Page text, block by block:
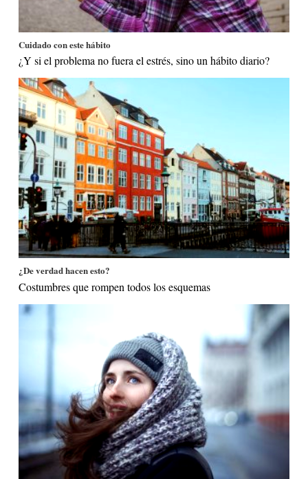
Cuidado con este hábito
¿Y si el problema no fuera el estrés, sino un hábito diario?
¿De verdad hacen esto?
Costumbres que rompen todos los esquemas